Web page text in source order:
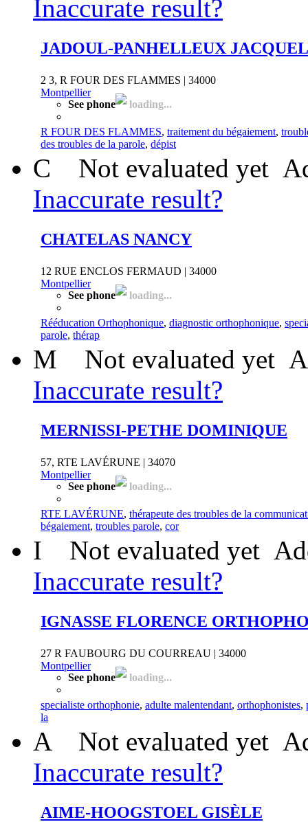
Inaccurate result?
JADOUL-PANHELLEUX
2 3, R FOUR DES FLAMMES | 34000
Montpellier
See phone
loading...
R FOUR DES FLAMMES, traitement du bégaiement,
des troubles de la parole, dépist
C Not evaluated yet
Inaccurate result?
CHATELAS NANCY
12 RUE ENCLOS FERMAUD | 34000
Montpellier
See phone
loading...
Rééducation Orthophonique, diagnostic orthophonique,
parole, thérap
M Not evaluated yet
Inaccurate result?
MERNISSI-PETHE DOMINIQUE
57, RTE LAVÉRUNE | 34070
Montpellier
See phone
loading...
RTE LAVÉRUNE, thérapeute des troubles de la
bégaiement, troubles parole, cor
I Not evaluated yet
Inaccurate result?
IGNASSE FLORENCE
27 R FAUBOURG DU COURREAU | 34000
Montpellier
See phone
loading...
specialiste orthophonie, adulte malentendant, orthophonistes,
la
A Not evaluated yet
Inaccurate result?
AIME-HOOGSTOEL GISÈLE